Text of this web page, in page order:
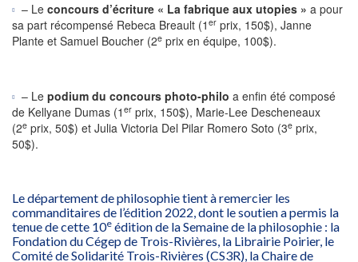
– Le concours d’écriture « La fabrique aux utopies » a pour
sa part récompensé Rebeca Breault (1 er prix, 150$), Janne
Plante et Samuel Boucher (2e prix en équipe, 100$).
– Le podium du concours photo-philo a enfin été composé
de Kellyane Dumas (1 er prix, 150$), Marie-Lee Descheneaux
(2e prix, 50$) et Julia Victoria Del Pilar Romero Soto (3e prix,
50$).
Le département de philosophie tient à remercier les
commanditaires de l’édition 2022, dont le soutien a permis la
tenue de cette 10e édition de la Semaine de la philosophie : la
Fondation du Cégep de Trois-Rivières, la Librairie Poirier, le
Comité de Solidarité Trois-Rivières (CS3R), la Chaire de